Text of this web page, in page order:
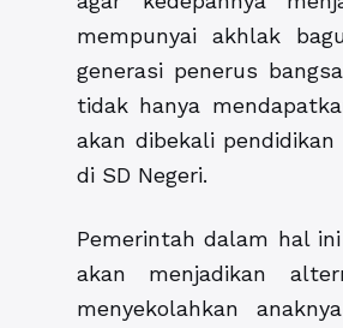
mempunyai akhlak
generasi penerus
tidak hanya
akan dibekali
di SD Negeri.
Pemerintah dalam hal
akan menjadikan
menyekolahkan